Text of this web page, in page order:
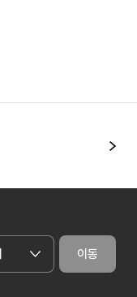
이동